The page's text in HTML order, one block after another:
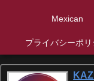
Mexican
プライバシーポリ